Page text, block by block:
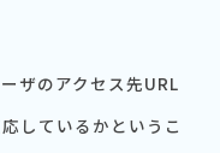
ザのアクセス先URL
しているかというこ